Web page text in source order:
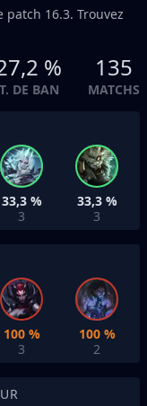
patch 16.3. Trouvez
%
T. DE BAN
135
MATCHS
33,3 %
3
33,3 %
3
100 %
3
100 %
2